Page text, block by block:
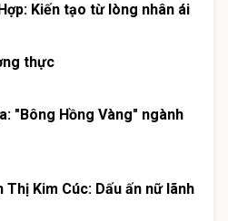
Kiến tạo từ lòng nhân ái
thực
"Bông Hồng Vàng" ngành
Thị Kim Cúc: Dấu ấn nữ lãnh